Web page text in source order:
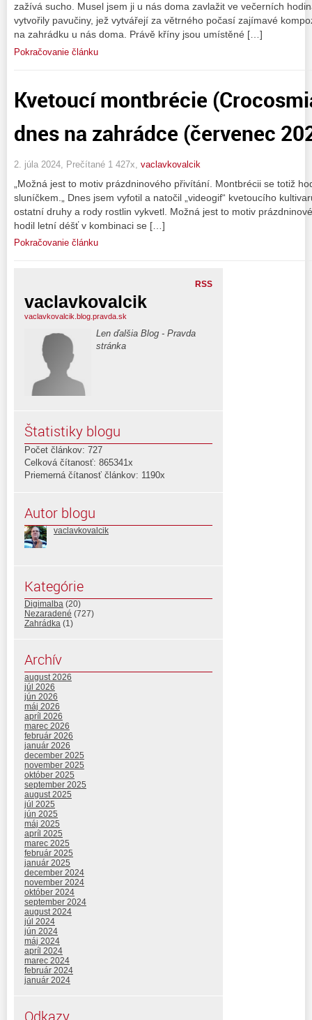
zažívá sucho. Musel jsem ji u nás doma zavlažit ve večerních
vytvořily pavučiny, jež vytvářejí za větrného počasí zajímavé
na zahrádku u nás doma. Právě kříny jsou umístěné […]
Pokračovanie článku
Kvetoucí montbrécie
dnes na zahrádce (červenec
2. júla 2024, Prečítané 1 427x, vaclavkovalcik
„Možná jest to motiv prázdninového přivítání. Montbrécii se totiž
sluníčkem.„ Dnes jsem vyfotil a natočil „videogif“ kvetoucího
ostatní druhy a rody rostlin vykvetl. Možná jest to motiv
hodil letní déšť v kombinaci se […]
Pokračovanie článku
RSS
vaclavkovalcik
vaclavkovalcik.blog.pravda.sk
Len ďalšia Blog - Pravda
stránka
Štatistiky blogu
Počet článkov: 727
Celková čítanosť: 865341x
Priemerná čítanosť článkov: 1190x
Autor blogu
vaclavkovalcik
Kategórie
Digimalba (20)
Nezaradené (727)
Zahrádka (1)
Archív
august 2026
júl 2026
jún 2026
máj 2026
apríl 2026
marec 2026
február 2026
január 2026
december 2025
november 2025
október 2025
september 2025
august 2025
júl 2025
jún 2025
máj 2025
apríl 2025
marec 2025
február 2025
január 2025
december 2024
november 2024
október 2024
september 2024
august 2024
júl 2024
jún 2024
máj 2024
apríl 2024
marec 2024
február 2024
január 2024